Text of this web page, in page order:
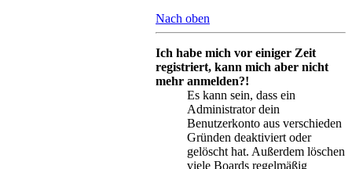
Nach oben
Ich habe mich vor einiger Zeit
registriert, kann mich aber nicht
mehr anmelden?!
Es kann sein, dass ein
Administrator dein
Benutzerkonto aus verschieden
Gründen deaktiviert oder
gelöscht hat. Außerdem löschen
viele Boards regelmäßig